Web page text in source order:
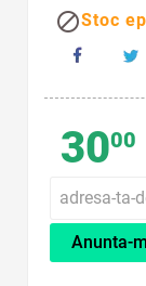
Stoc
3000
Anunta-